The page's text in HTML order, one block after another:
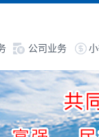
公司业务